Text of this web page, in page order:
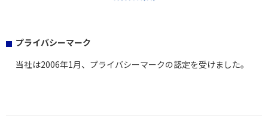
プライバシーマーク
当社は2006年1月、プライバシーマークの認定を受けました。